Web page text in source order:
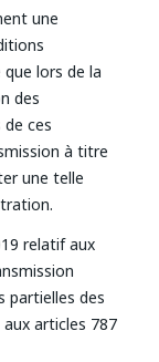
une
que lors de la
des
ces
à titre
une telle
relatif aux
partielles des
articles 787